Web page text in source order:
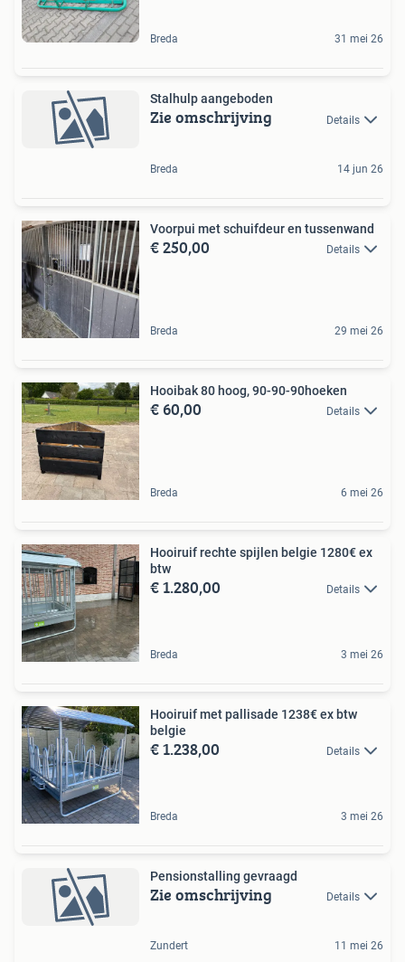
Breda 31 mei 26
Stalhulp aangeboden
Zie omschrijving Details
Breda 14 jun 26
Voorpui met schuifdeur en tussenwand
€ 250,00 Details
Breda 29 mei 26
Hooibak 80 hoog, 90-90-90hoeken
€ 60,00 Details
Breda 6 mei 26
Hooiruif rechte spijlen belgie 1280€ ex
btw
€ 1.280,00 Details
Breda 3 mei 26
Hooiruif met pallisade 1238€ ex btw
belgie
€ 1.238,00 Details
Breda 3 mei 26
Pensionstalling gevraagd
Zie omschrijving Details
Zundert 11 mei 26